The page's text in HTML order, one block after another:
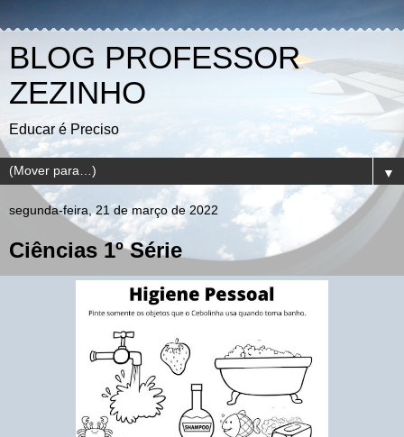
BLOG PROFESSOR
ZEZINHO
Educar é Preciso
▼
segunda-feira, 21 de março de 2022
Ciências 1º Série